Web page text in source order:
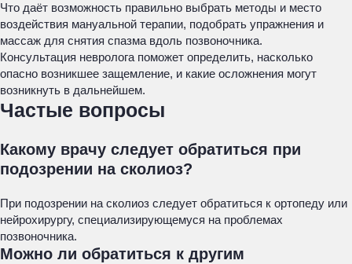
Что даёт возможность правильно выбрать методы и место
воздействия мануальной терапии, подобрать упражнения и
массаж для снятия спазма вдоль позвоночника.
Консультация невролога поможет определить, насколько
опасно возникшее защемление, и какие осложнения могут
возникнуть в дальнейшем.
Частые вопросы
Какому врачу следует обратиться при
подозрении на сколиоз?
При подозрении на сколиоз следует обратиться к ортопеду или
нейрохирургу, специализирующемуся на проблемах
позвоночника.
Можно ли обратиться к другим